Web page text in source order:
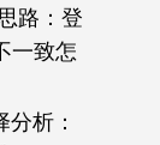
路：登
一致怎
析：